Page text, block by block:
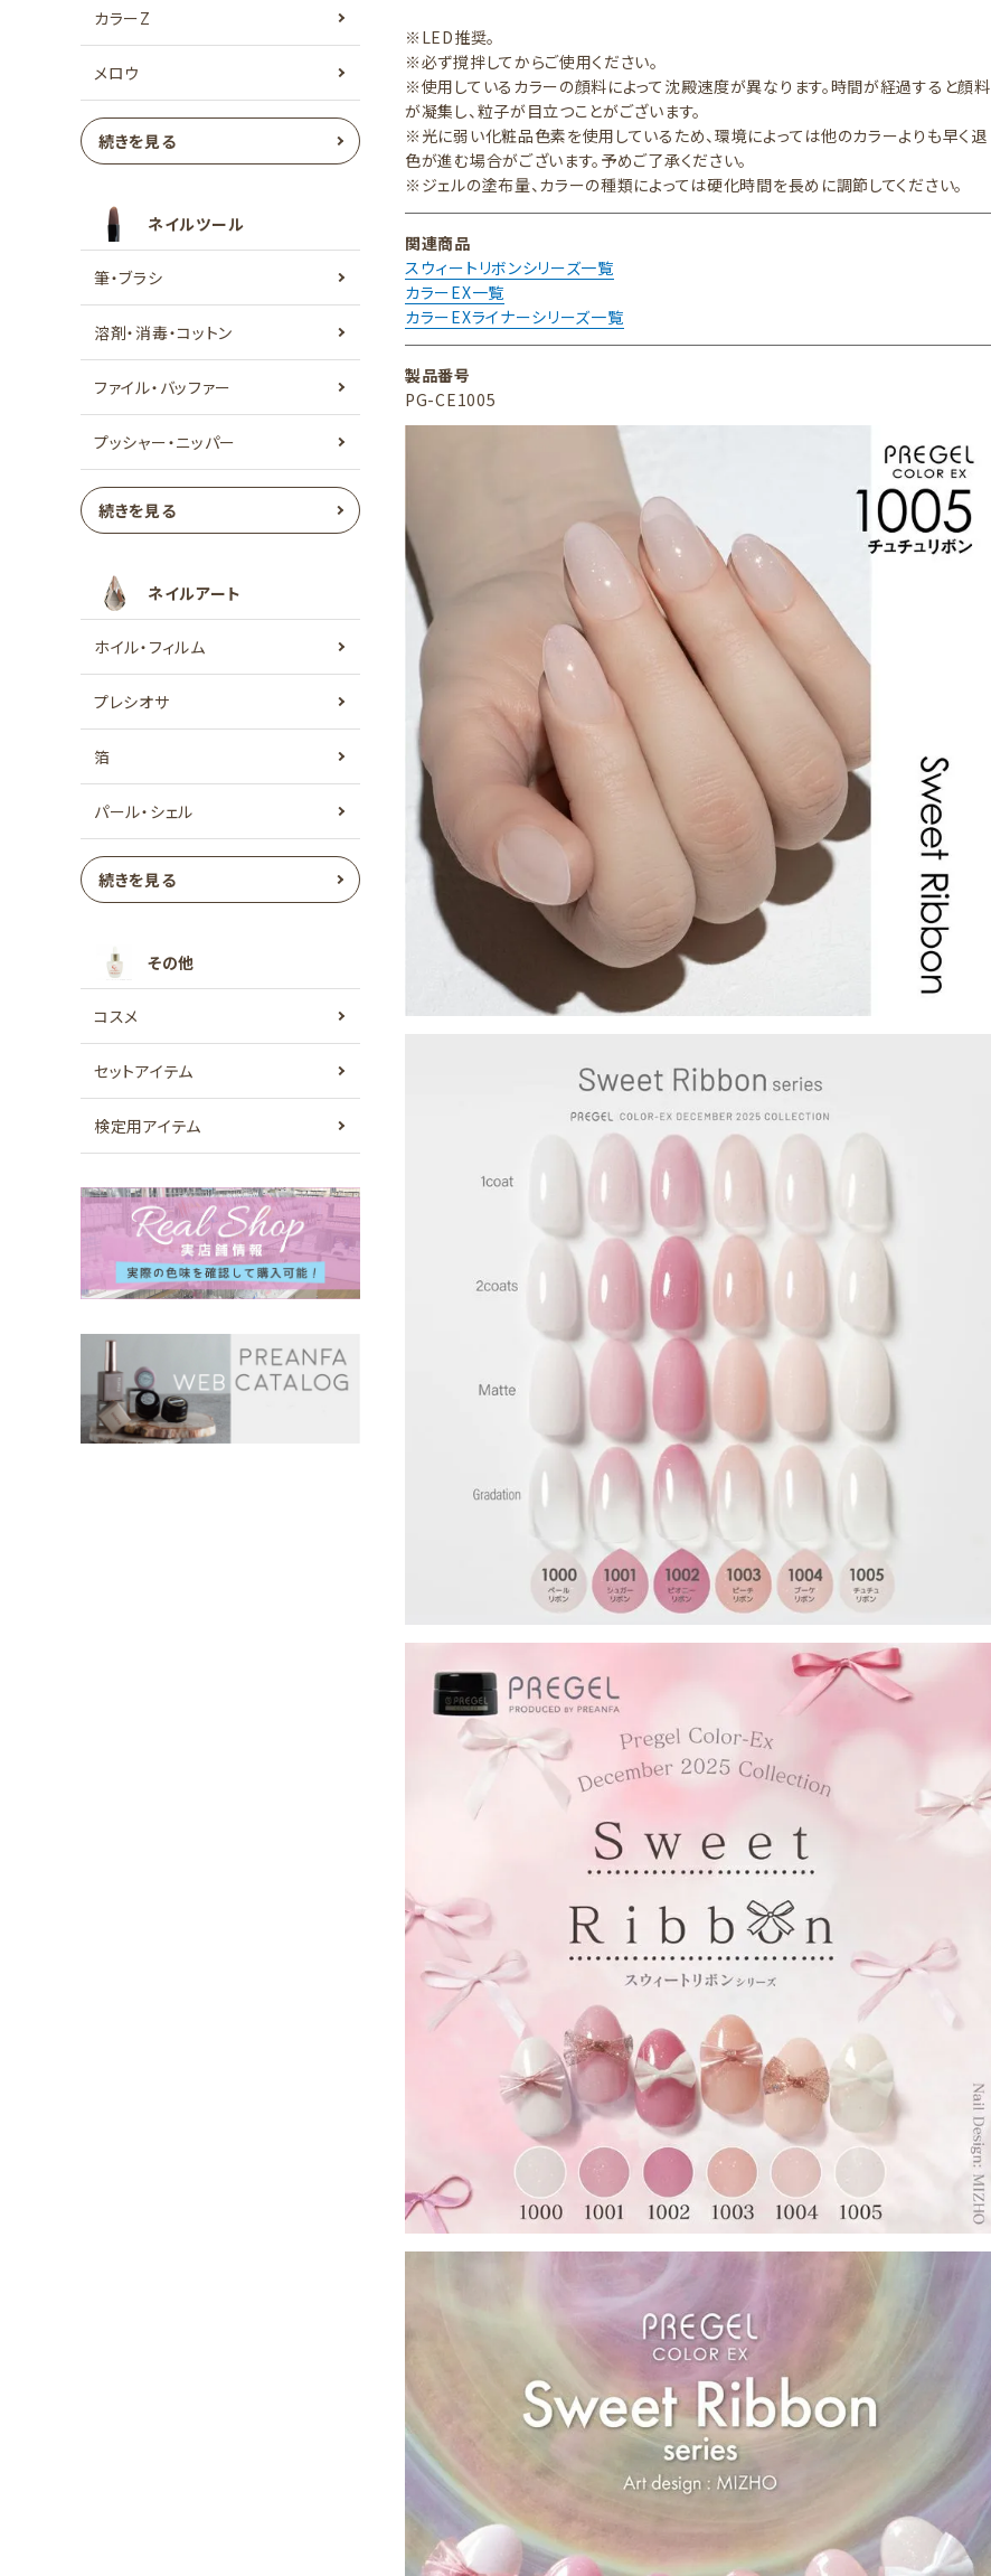
カラーZ
メロウ
続きを見る
ネイルツール
筆・ブラシ
溶剤・消毒・コットン
ファイル・バッファー
プッシャー・ニッパー
続きを見る
ネイルアート
ホイル・フィルム
プレシオサ
箔
パール・シェル
続きを見る
その他
コスメ
セットアイテム
検定用アイテム
※LED推奨。
※必ず撹拌してからご使用ください。
※使用しているカラーの顔料によって沈殿速度が異なります。時間が経過すると顔料
が凝集し、粒子が目立つことがございます。
※光に弱い化粧品色素を使用しているため、環境によっては他のカラーよりも早く退
色が進む場合がございます。予めご了承ください。
※ジェルの塗布量、カラーの種類によっては硬化時間を長めに調節してください。
関連商品
スウィートリボンシリーズ一覧
カラーEX一覧
カラーEXライナーシリーズ一覧
製品番号
PG-CE1005